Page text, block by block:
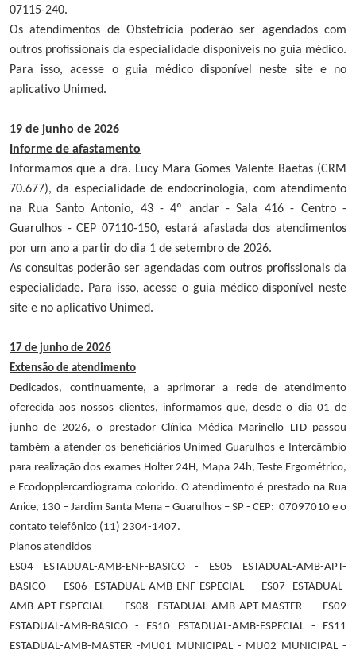
07115-240.
Os atendimentos de Obstetrícia poderão ser agendados com
outros profissionais da especialidade disponíveis no guia médico.
Para isso, acesse o guia médico disponível neste site e no
aplicativo Unimed.
19 de junho de 2026
Informe de afastamento
Informamos que a dra. Lucy Mara Gomes Valente Baetas (CRM
70.677), da especialidade de endocrinologia, com atendimento
na Rua Santo Antonio, 43 - 4º andar - Sala 416 - Centro -
Guarulhos - CEP 07110-150, estará afastada dos atendimentos
por um ano a partir do dia 1 de setembro de 2026.
As consultas poderão ser agendadas com outros profissionais da
especialidade. Para isso, acesse o guia médico disponível neste
site e no aplicativo Unimed.
17 de junho de 2026
Extensão de atendimento
Dedicados, continuamente, a aprimorar a rede de atendimento
oferecida aos nossos clientes, informamos que, desde o dia 01 de
junho de 2026, o prestador Clínica Médica Marinello LTD passou
também a atender os beneficiários Unimed Guarulhos e Intercâmbio
para realização dos exames Holter 24H, Mapa 24h, Teste Ergométrico,
e Ecodopplercardiograma colorido. O atendimento é prestado na Rua
Anice, 130 – Jardim Santa Mena – Guarulhos – SP - CEP: 07097010 e o
contato telefônico (11) 2304-1407.
Planos atendidos
ES04 ESTADUAL-AMB-ENF-BASICO - ES05 ESTADUAL-AMB-APT-
BASICO - ES06 ESTADUAL-AMB-ENF-ESPECIAL - ES07 ESTADUAL-
AMB-APT-ESPECIAL - ES08 ESTADUAL-AMB-APT-MASTER - ES09
ESTADUAL-AMB-BASICO - ES10 ESTADUAL-AMB-ESPECIAL - ES11
ESTADUAL-AMB-MASTER -MU01 MUNICIPAL - MU02 MUNICIPAL -